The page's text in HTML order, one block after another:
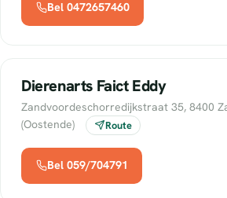
Bel 0472657460
Dierenarts Faict Eddy
Zandvoordeschorredijkstraat 35, 8400
(Oostende)
Route
Bel 059/704791